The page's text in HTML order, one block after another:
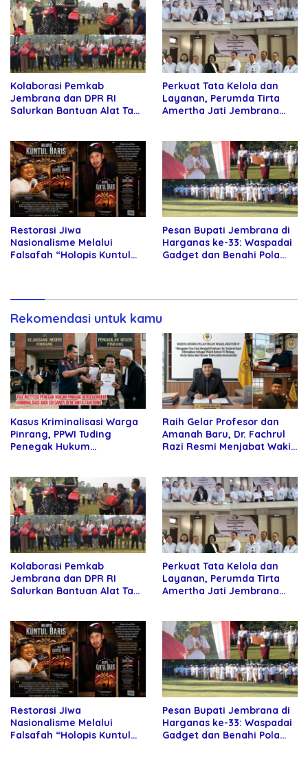
Kolaborasi Pemkab
Jembrana dan DPR RI
Salurkan Bantuan Alat Tani
Perkuat Tata Kelola dan
Layanan, Perumda Tirta
Amertha Jati Jembrana
Restorasi Jiwa
Nasionalisme Melalui
Falsafah “Holopis Kuntul
Pesan Bupati Jembrana di
Harganas ke-33: Waspadai
Gadget dan Benahi Pola
Rekomendasi untuk kamu
Kasus Kriminalisasi Warga
Pinrang, PPWI Tuding
Penegak Hukum
Raih Gelar Profesor dan
Amanah Baru, Dr. Fachrul
Razi Resmi Menjabat Wakil
Kolaborasi Pemkab
Jembrana dan DPR RI
Salurkan Bantuan Alat Tani
Perkuat Tata Kelola dan
Layanan, Perumda Tirta
Amertha Jati Jembrana
Restorasi Jiwa
Nasionalisme Melalui
Falsafah “Holopis Kuntul
Pesan Bupati Jembrana di
Harganas ke-33: Waspadai
Gadget dan Benahi Pola